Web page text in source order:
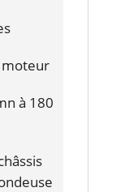
moteur
à 180